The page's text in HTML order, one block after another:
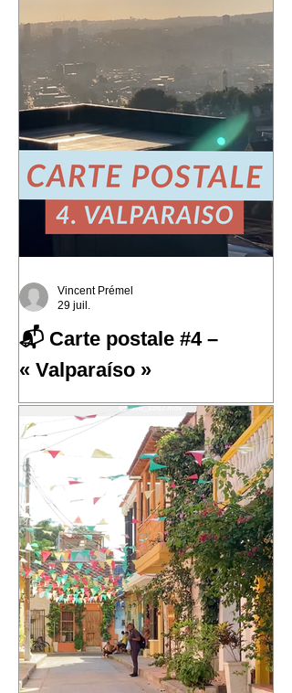
📬 Carte postale #4 –
« Valparaíso »
📬 Carte postale #4 – « Valparaíso »
📍 Expédiée de : Valparaíso, Chili
Cette quatrième carte postale nous
emmène au Chili, dans l'une des villes
qui m'a le plus marqué : Valparaíso.
Une ville portuaire cabossée, vibrante,
profondément attachante. Une ville qui
regarde l'océan Pacifique depuis ses
42 cerros, où chaque rue raconte une
histoire et où le street art semble avoir
remplacé les murs gris. En parcourant
ses collines, j'ai découvert une ville
résiliente, populaire, cr
Vincent Prémel
29 juil.